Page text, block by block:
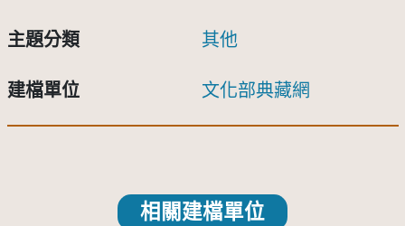
主題分類 其他
建檔單位 文化部典藏網
相關建檔單位